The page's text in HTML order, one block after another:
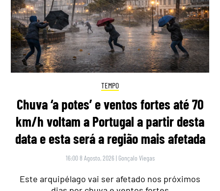
TEMPO
Chuva ‘a potes’ e ventos fortes até 70
km/h voltam a Portugal a partir desta
data e esta será a região mais afetada
16:00 8 Agosto, 2026 | Gonçalo Viegas
Este arquipélago vai ser afetado nos próximos